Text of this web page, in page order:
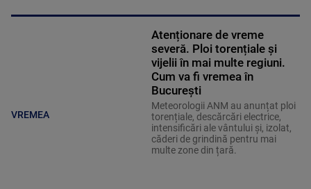
VREMEA
Atenționare de vreme
severă. Ploi torențiale și
vijelii în mai multe regiuni.
Cum va fi vremea în
București
Meteorologii ANM au anunțat ploi
torențiale, descărcări electrice,
intensificări ale vântului și, izolat,
căderi de grindină pentru mai
multe zone din țară.